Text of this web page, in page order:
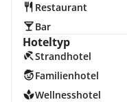
Restaurant
Bar
Hoteltyp
Strandhotel
Familienhotel
Wellnesshotel